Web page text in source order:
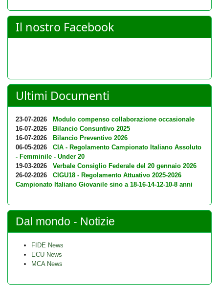
Il nostro Facebook
Ultimi Documenti
23-07-2026
Modulo compenso collaborazione occasionale
16-07-2026
Bilancio Consuntivo 2025
16-07-2026
Bilancio Preventivo 2026
06-05-2026
CIA - Regolamento Campionato Italiano Assoluto
- Femminile - Under 20
19-03-2026
Verbale Consiglio Federale del 20 gennaio 2026
26-02-2026
CIGU18 - Regolamento Attuativo 2025-2026
Campionato Italiano Giovanile sino a 18-16-14-12-10-8 anni
Dal mondo - Notizie
FIDE News
ECU News
MCA News